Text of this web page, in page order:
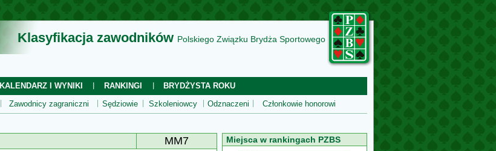
Klasyfikacja zawodników Polskiego Związku Brydża Sportowego
KALENDARZ I WYNIKI RANKINGI
BRYDŻYSTA ROKU
Zawodnicy zagraniczni Sędziowie Szkoleniowcy Odznaczeni Członkowie honorowi
MM7 Miejsca w rankingach PZBS